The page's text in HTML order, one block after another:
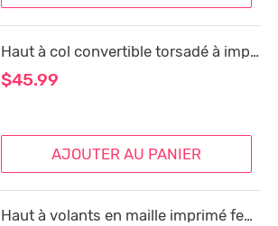
Haut à col convertible torsadé à imprimé floral et pantalon évasé à poches et surpiqûres à lacets fendus, tenue grande taille
$45.99
AJOUTER AU PANIER
Haut à volants en maille imprimé feuilles et fleurs, pantalon évasé à poches et œillets fendus, tenue grande taille